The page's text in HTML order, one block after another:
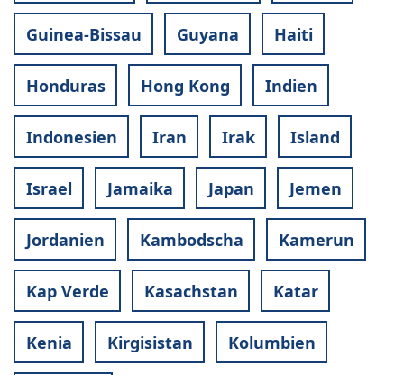
Guinea-Bissau Guyana Haiti
Honduras Hong Kong Indien
Indonesien Iran Irak Island
Israel Jamaika Japan Jemen
Jordanien Kambodscha Kamerun
Kap Verde Kasachstan Katar
Kenia Kirgisistan Kolumbien